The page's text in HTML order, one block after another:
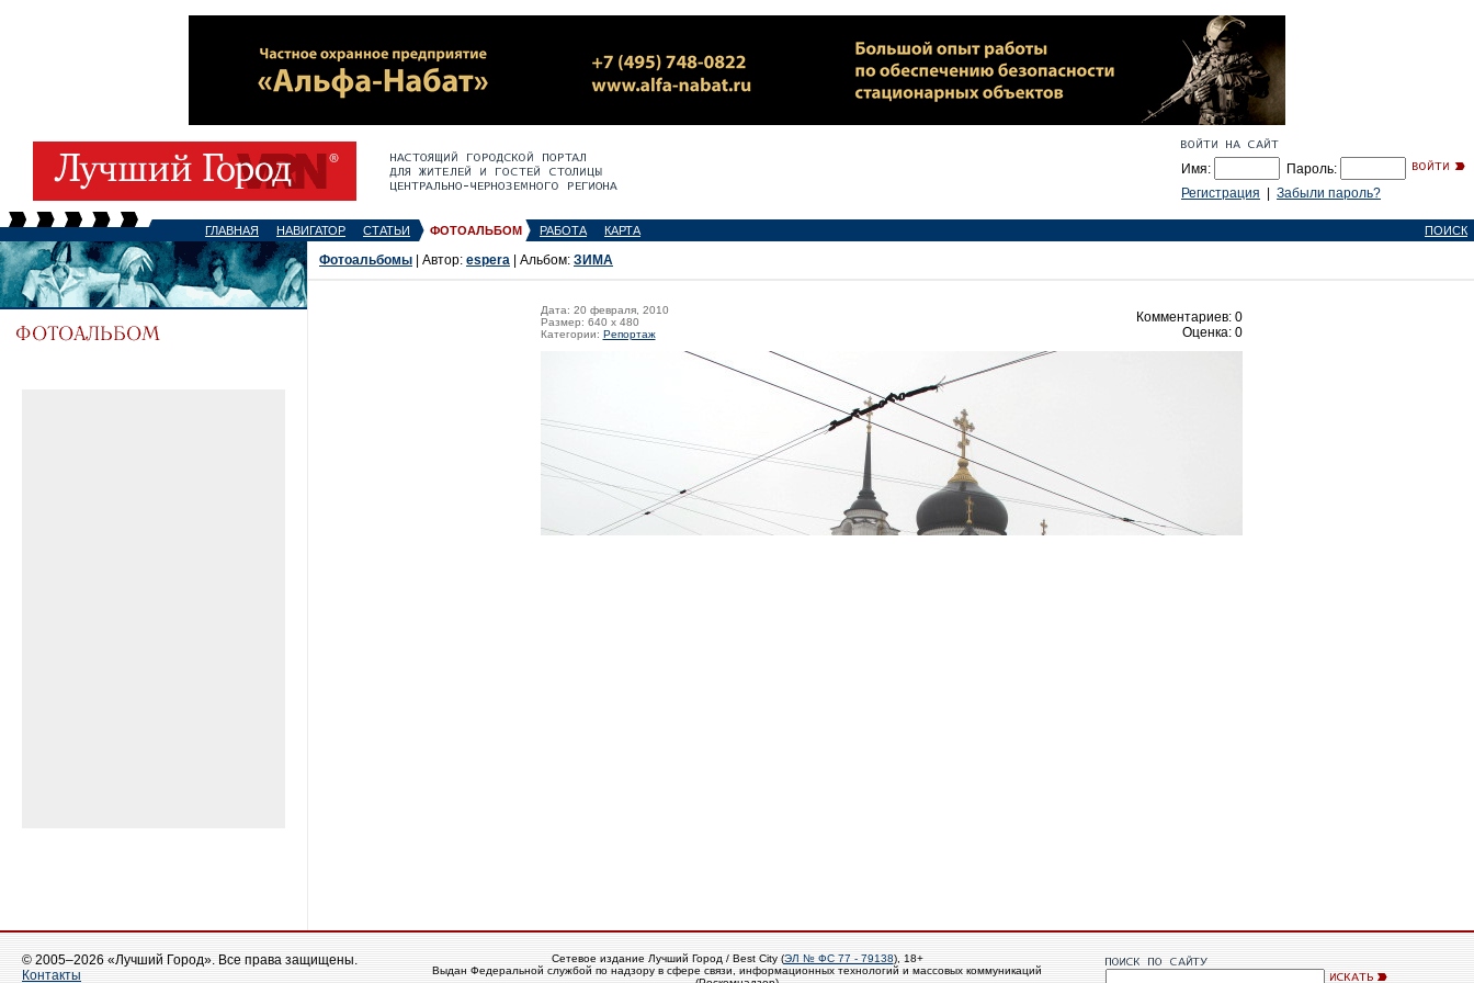
Имя:
Пароль:
Регистрация
Забыли пароль?
ГЛАВНАЯ НАВИГАТОР СТАТЬИ ФОТОАЛЬБОМ РАБОТА КАРТА ПОИСК
Фотоальбомы | Автор: espera | Альбом: ЗИМА
Дата: 20 февраля, 2010
Размер: 640 x 480
Категории: Репортаж
Комментариев: 0
Оценка: 0
© 2005–2026 «Лучший Город». Все права защищены.
Контакты
Сетевое издание Лучший Город / Best City (ЭЛ № ФС 77 - 79138), 18+
Выдан Федеральной службой по надзору в сфере связи, информационных технологий и массовых коммуникаций